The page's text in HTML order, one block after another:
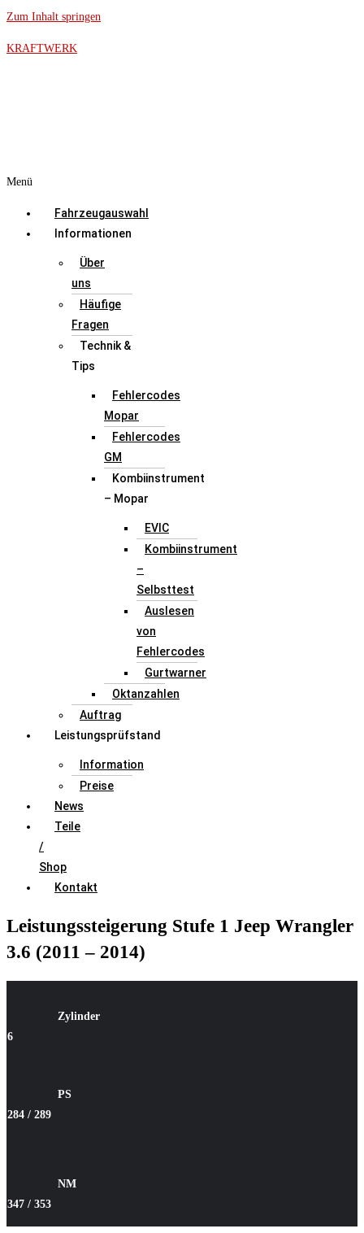
Zum Inhalt springen
KRAFTWERK
Menü
Fahrzeugauswahl
Informationen
Über
uns
Häufige
Fragen
Technik &
Tips
Fehlercodes
Mopar
Fehlercodes
GM
Kombiinstrument
– Mopar
EVIC
Kombiinstrument
–
Selbsttest
Auslesen
von
Fehlercodes
Gurtwarner
Oktanzahlen
Auftrag
Leistungsprüfstand
Information
Preise
News
Teile
/
Shop
Kontakt
Leistungssteigerung Stufe 1 Jeep Wrangler
3.6 (2011 – 2014)
Zylinder
6
PS
284 / 289
NM
347 / 353